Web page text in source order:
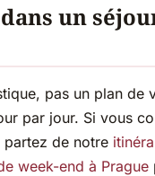
un
pas un plan de
par jour. Si vous
de notre
week-end à Prague